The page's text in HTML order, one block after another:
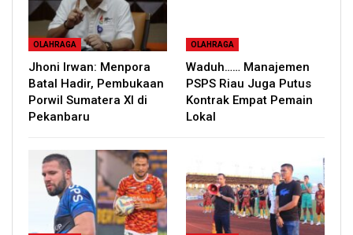
OLAHRAGA
Jhoni Irwan: Menpora
Batal Hadir, Pembukaan
Porwil Sumatera XI di
Pekanbaru
OLAHRAGA
Waduh…… Manajemen
PSPS Riau Juga Putus
Kontrak Empat Pemain
Lokal